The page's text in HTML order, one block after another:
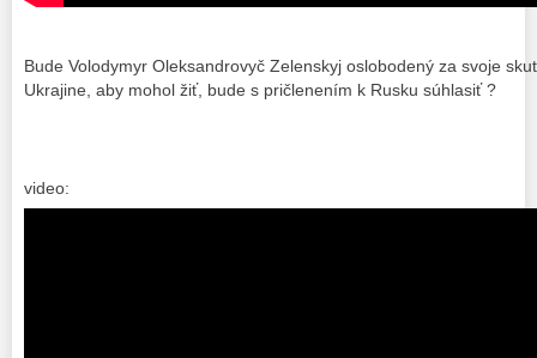
Bude Volodymyr Oleksandrovyč Zelenskyj oslobodený za svoje
Ukrajine, aby mohol žiť, bude s pričlenením k Rusku súhlasiť ?
video: